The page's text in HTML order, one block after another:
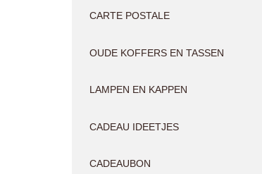
CARTE POSTALE
OUDE KOFFERS EN TASSEN
LAMPEN EN KAPPEN
CADEAU IDEETJES
CADEAUBON